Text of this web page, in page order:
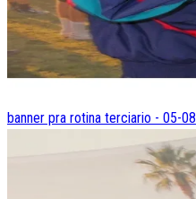
banner pra rotina terciario - 05-08